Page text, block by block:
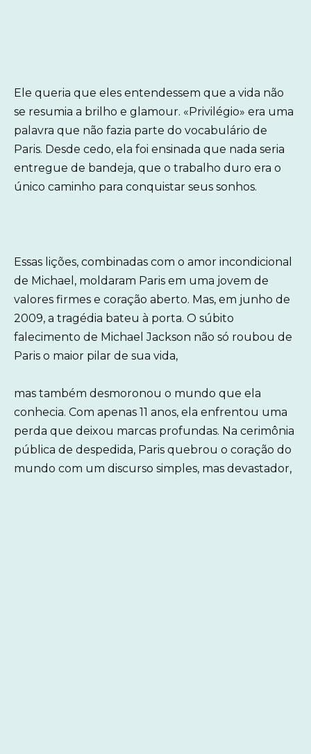
Ele queria que eles entendessem que a vida não
se resumia a brilho e glamour. «Privilégio» era uma
palavra que não fazia parte do vocabulário de
Paris. Desde cedo, ela foi ensinada que nada seria
entregue de bandeja, que o trabalho duro era o
único caminho para conquistar seus sonhos.
Essas lições, combinadas com o amor incondicional
de Michael, moldaram Paris em uma jovem de
valores firmes e coração aberto. Mas, em junho de
2009, a tragédia bateu à porta. O súbito
falecimento de Michael Jackson não só roubou de
Paris o maior pilar de sua vida,
mas também desmoronou o mundo que ela
conhecia. Com apenas 11 anos, ela enfrentou uma
perda que deixou marcas profundas. Na cerimônia
pública de despedida, Paris quebrou o coração do
mundo com um discurso simples, mas devastador,